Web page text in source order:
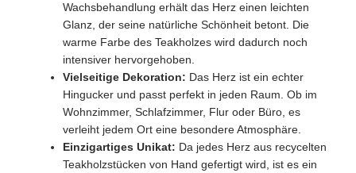
Wachsbehandlung erhält das Herz einen leichten
Glanz, der seine natürliche Schönheit betont. Die
warme Farbe des Teakholzes wird dadurch noch
intensiver hervorgehoben.
Vielseitige Dekoration: Das Herz ist ein echter
Hingucker und passt perfekt in jeden Raum. Ob im
Wohnzimmer, Schlafzimmer, Flur oder Büro, es
verleiht jedem Ort eine besondere Atmosphäre.
Einzigartiges Unikat: Da jedes Herz aus recycelten
Teakholzstücken von Hand gefertigt wird, ist es ein